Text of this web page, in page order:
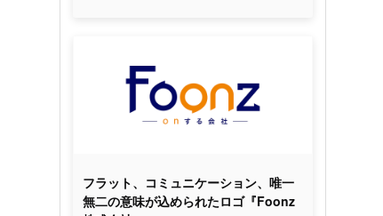
フラット、コミュニケーション、唯一
無二の意味が込められたロゴ『Foonz